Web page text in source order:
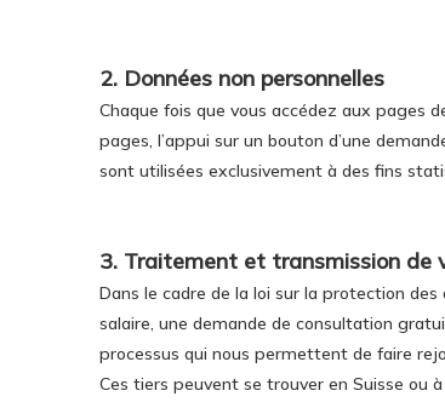
2. Données non personnelles
Chaque fois que vous accédez aux pages
pages, l’appui sur un bouton d’une
sont utilisées exclusivement à des fins
3. Traitement et transmission de
Dans le cadre de la loi sur la protection
salaire, une demande de consultation
processus qui nous permettent de faire
Ces tiers peuvent se trouver en Suisse ou à